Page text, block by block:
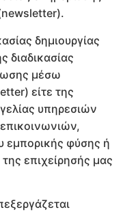
δημιουργίας
διαδικασίας
μέσω
είτε της
υπηρεσιών
εμπορικής φύσης ή
επιχείρησής μας